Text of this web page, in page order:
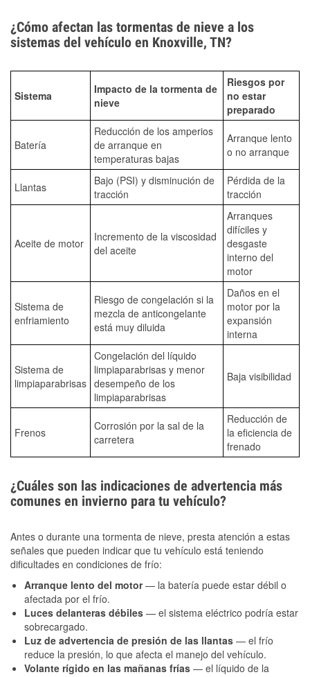
¿Cómo afectan las tormentas de nieve a los
sistemas del vehículo en Knoxville, TN?
Sistema
Impacto de la tormenta de
nieve
Riesgos por
no estar
preparado
Batería
Reducción de los amperios
de arranque en
temperaturas bajas
Arranque lento
o no arranque
Llantas
Bajo (PSI) y disminución de
tracción
Pérdida de la
tracción
Aceite de motor
Incremento de la viscosidad
del aceite
Arranques
difíciles y
desgaste
interno del
motor
Sistema de
enfriamiento
Riesgo de congelación si la
mezcla de anticongelante
está muy diluida
Daños en el
motor por la
expansión
interna
Sistema de
limpiaparabrisas
Congelación del líquido
limpiaparabrisas y menor
desempeño de los
limpiaparabrisas
Baja visibilidad
Frenos
Corrosión por la sal de la
carretera
Reducción de
la eficiencia de
frenado
¿Cuáles son las indicaciones de advertencia más
comunes en invierno para tu vehículo?
Antes o durante una tormenta de nieve, presta atención a estas
señales que pueden indicar que tu vehículo está teniendo
dificultades en condiciones de frío:
Arranque lento del motor— la batería puede estar débil o
afectada por el frío.
Luces delanteras débiles — el sistema eléctrico podría estar
sobrecargado.
Luz de advertencia de presión de las llantas — el frío
reduce la presión, lo que afecta el manejo del vehículo.
Volante rígido en las mañanas frías — el líquido de la